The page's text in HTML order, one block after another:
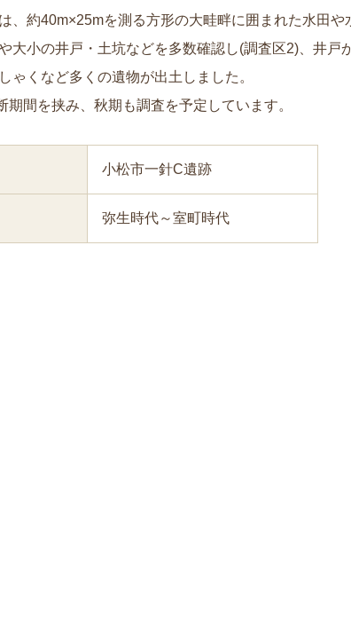
、約40m×25mを測る方形の大畦畔に囲まれた水田や
大小の井戸・土坑などを多数確認し(調査区2) 、井戸
ゃくなど多くの遺物が出土しました。
期間を挟み、秋期も調査を予定しています。
小松市一針C遺跡
弥生時代～室町時代